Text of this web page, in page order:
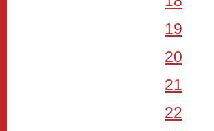
19
20
21
22